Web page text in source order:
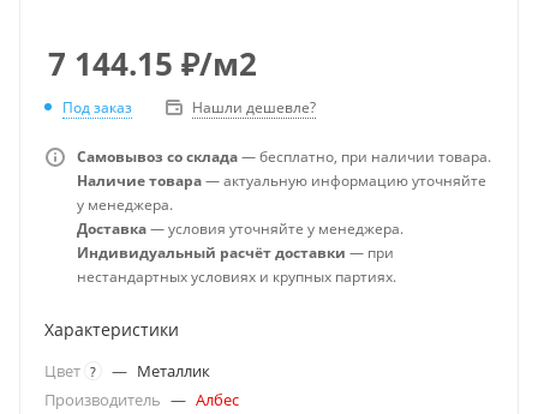
7 144.15 ₽/м2
Под заказ Нашли дешевле?
Самовывоз со склада— бесплатно, при наличии товара.
Наличие товара— актуальную информацию уточняйте
у менеджера.
Доставка— условия уточняйте у менеджера.
Индивидуальный расчёт доставки — при
нестандартных условиях и крупных партиях.
Характеристики
Цвет ? — Металлик
Производитель — Албес